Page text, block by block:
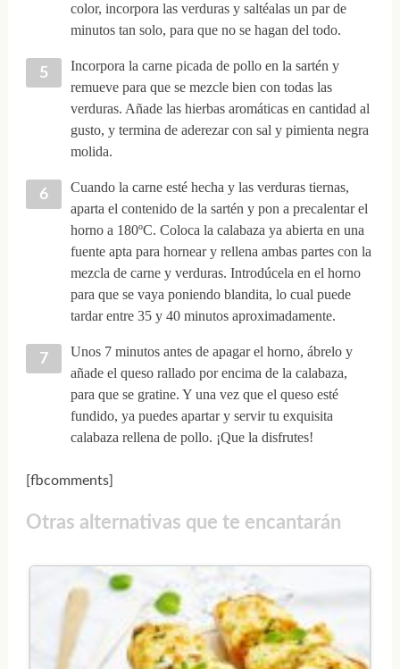
color, incorpora las verduras y saltéalas un par de
minutos tan solo, para que no se hagan del todo.
Incorpora la carne picada de pollo en la sartén y
remueve para que se mezcle bien con todas las
verduras. Añade las hierbas aromáticas en cantidad al
gusto, y termina de aderezar con sal y pimienta negra
molida.
Cuando la carne esté hecha y las verduras tiernas,
aparta el contenido de la sartén y pon a precalentar el
horno a 180ºC. Coloca la calabaza ya abierta en una
fuente apta para hornear y rellena ambas partes con la
mezcla de carne y verduras. Introdúcela en el horno
para que se vaya poniendo blandita, lo cual puede
tardar entre 35 y 40 minutos aproximadamente.
Unos 7 minutos antes de apagar el horno, ábrelo y
añade el queso rallado por encima de la calabaza,
para que se gratine. Y una vez que el queso esté
fundido, ya puedes apartar y servir tu exquisita
calabaza rellena de pollo. ¡Que la disfrutes!
[fbcomments]
Otras alternativas que te encantarán